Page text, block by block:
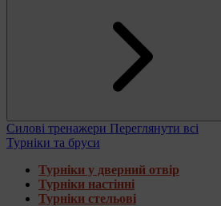
Силові тренажери Переглянути всі
Турніки та бруси
Турніки у дверний отвір
Турніки настінні
Турніки стельові